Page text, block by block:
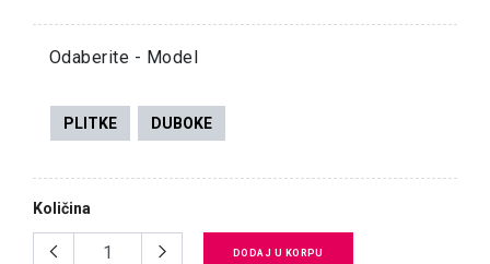
Odaberite - Model
PLITKE DUBOKE
Količina
DODAJ U KORPU